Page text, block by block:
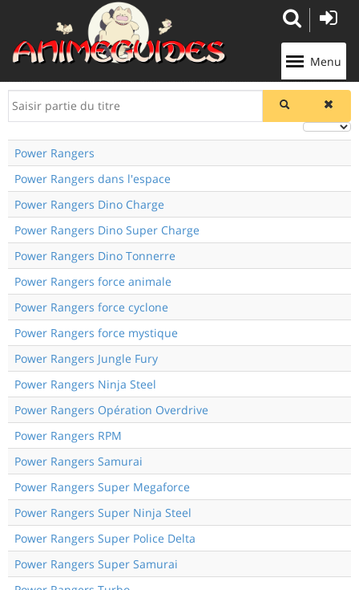
Menu
partie
titre
Affichage
Power Rangers
Power Rangers dans l'espace
Power Rangers Dino Charge
Power Rangers Dino Super Charge
Power Rangers Dino Tonnerre
Power Rangers force animale
Power Rangers force cyclone
Power Rangers force mystique
Power Rangers Jungle Fury
Power Rangers Ninja Steel
Power Rangers Opération Overdrive
Power Rangers RPM
Power Rangers Samurai
Power Rangers Super Megaforce
Power Rangers Super Ninja Steel
Power Rangers Super Police Delta
Power Rangers Super Samurai
Panneau de gestion des cookies